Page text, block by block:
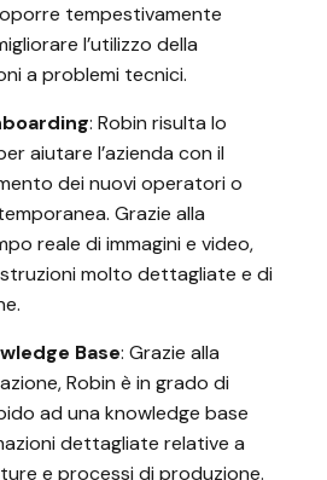
tempestivamente
l’utilizzo della
a problemi tecnici.
: Robin risulta lo
aiutare l’azienda con il
dei nuovi operatori o
Grazie alla
reale di immagini e video,
molto dettagliate e di
Base: Grazie alla
Robin è in grado di
ad una knowledge base
dettagliate relative a
e processi di produzione.